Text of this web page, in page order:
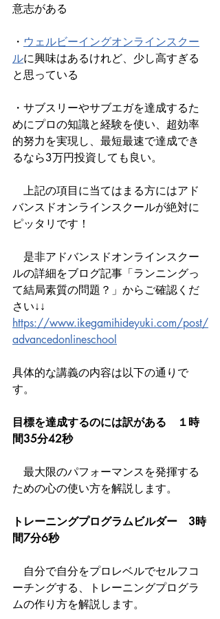
意志がある
・ ウェルビーイングオンラインスクー
ルに興味はあるけれど、少し高すぎる
と思っている
・サブスリーやサブエガを達成するた
めにプロの知識と経験を使い、超効率
的努力を実現し、最短最速で達成でき
るなら3万円投資しても良い。
上記の項目に当てはまる方にはアド
バンスドオンラインスクールが絶対に
ピッタリです！
是非アドバンスドオンラインスクー
ルの詳細をブログ記事「ランニングっ
て結局素質の問題？」からご確認くだ
さい↓↓
https://www.ikegamihideyuki.com/post/
advancedonlineschool
具体的な講義の内容は以下の通りで
す。
目標を達成するのには訳がある　１時
間35分42秒
最大限のパフォーマンスを発揮する
ための心の使い方を解説します。
トレーニングプログラムビルダー　3時
間7分6秒
自分で自分をプロレベルでセルフコ
ーチングする、トレーニングプログラ
ムの作り方を解説します。